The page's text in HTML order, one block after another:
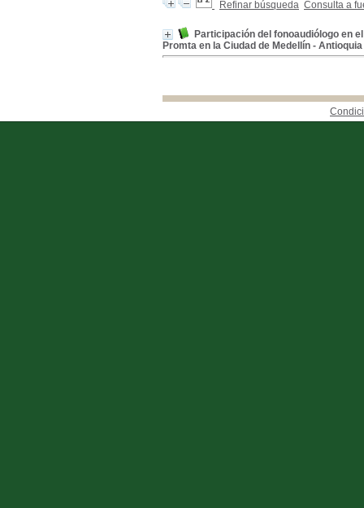
Refinar búsqueda Consulta a
Participación del fonoaudiólogo en
Promta en la Ciudad de Medellín - Antioquia